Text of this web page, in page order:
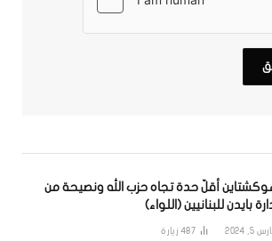
أقلّ حدة تجاه حزب الله ونصيحة من
بايدن للبنانيين (اللواء)
5, 2024
487 زيارة